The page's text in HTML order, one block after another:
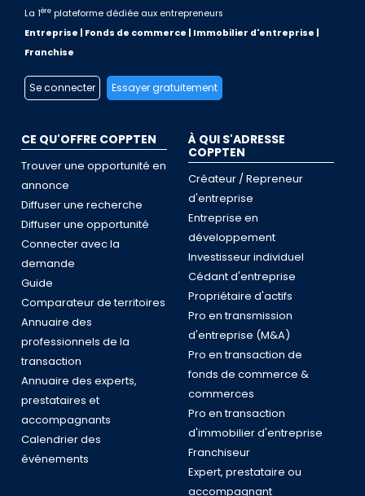
La 1ère plateforme dédiée aux entrepreneurs
Entreprise | Fonds de commerce | Immobilier d'entreprise |
Franchise
Se connecter Essayer gratuitement
CE QU'OFFRE COPPTEN
Trouver une opportunité en
annonce
Diffuser une recherche
Diffuser une opportunité
Connecter avec la
demande
Guide
Comparateur de territoires
Annuaire des
professionnels de la
transaction
Annuaire des experts,
prestataires et
accompagnants
Calendrier des
événements
À QUI S'ADRESSE
COPPTEN
Créateur / Repreneur
d'entreprise
Entreprise en
développement
Investisseur individuel
Cédant d'entreprise
Propriétaire d'actifs
Pro en transmission
d'entreprise (M&A)
Pro en transaction de
fonds de commerce &
commerces
Pro en transaction
d'immobilier d'entreprise
Franchiseur
Expert, prestataire ou
accompagnant